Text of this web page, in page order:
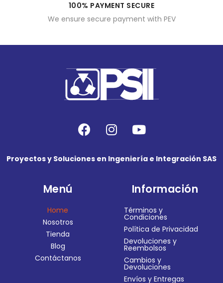
100% PAYMENT SECURE
We ensure secure payment with PEV
Proyectos y Soluciones en Ingeniería e Integración SAS
Menú
Home
Nosotros
Tienda
Blog
Contáctanos
Información
Términos y
Condiciones
Política de Privacidad
Devoluciones y
Reembolsos
Cambios y
Devoluciones
Envíos y Entregas